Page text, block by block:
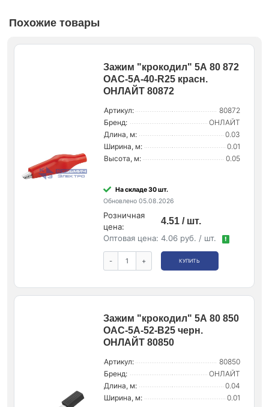
Похожие товары
Зажим "крокодил" 5А 80 872
OAC-5A-40-R25 красн.
ОНЛАЙТ 80872
Артикул:
80872
Бренд:
ОНЛАЙТ
Длина, м:
0.03
Ширина, м:
0.01
Высота, м:
0.05
На складе 30 шт.
Обновлено 05.08.2026
Розничная
цена:
4.51 / шт.
Оптовая цена: 4.06 руб. / шт. !
- + КУПИТЬ
Зажим "крокодил" 5А 80 850
OAC-5A-52-B25 черн.
ОНЛАЙТ 80850
Артикул:
80850
Бренд:
ОНЛАЙТ
Длина, м:
0.04
Ширина, м:
0.01